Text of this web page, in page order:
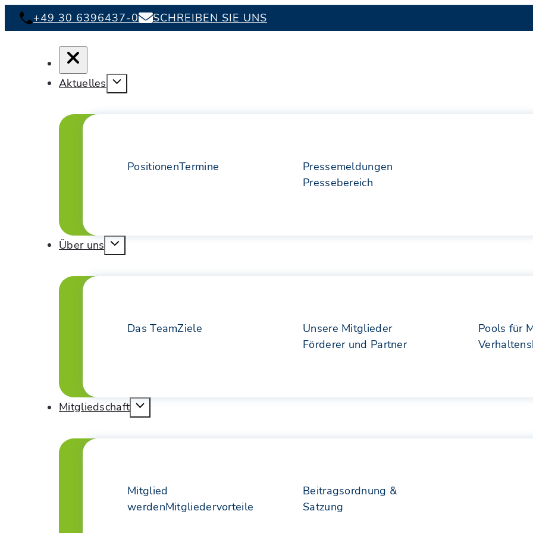
+49 30 6396437-0 SCHREIBEN SIE UNS
Aktuelles
PositionenTermine
Pressemeldungen
Pressebereich
Über uns
Das TeamZiele
Unsere Mitglieder
Förderer und Partner
Pools für
Mitgliedschaft
Mitglied
werdenMitgliedervorteile
Beitragsordnung &
Satzung